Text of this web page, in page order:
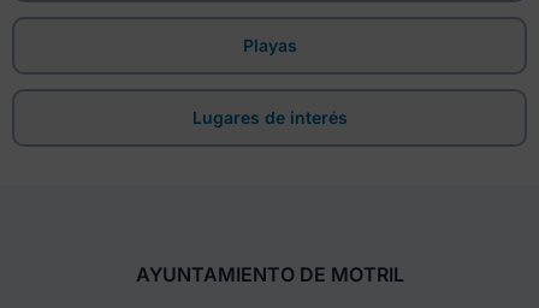
Playas
Lugares de interés
AYUNTAMIENTO DE MOTRIL